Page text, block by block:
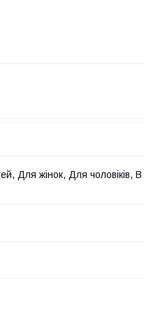
Для жінок, Для чоловіків, В